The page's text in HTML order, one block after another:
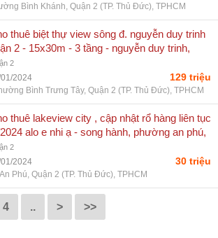
Bình Khánh, Quận 2 (TP. Thủ Đức), TPHCM
thuê biệt thự view sông đ. nguyễn duy trinh
2 - 15x30m - 3 tầng - nguyễn duy trinh,
bình trưng tây, quận 2 (tp. thủ đức),
2
2024 129 triệu
Bình Trưng Tây, Quận 2 (TP. Thủ Đức), TPHCM
thuê lakeview city , cập nhật rổ hàng liên tục
alo e nhi ạ - song hành, phường an phú,
2 (tp. thủ đức), tphcm
2
2024 30 triệu
Phú, Quận 2 (TP. Thủ Đức), TPHCM
4 .. > >>